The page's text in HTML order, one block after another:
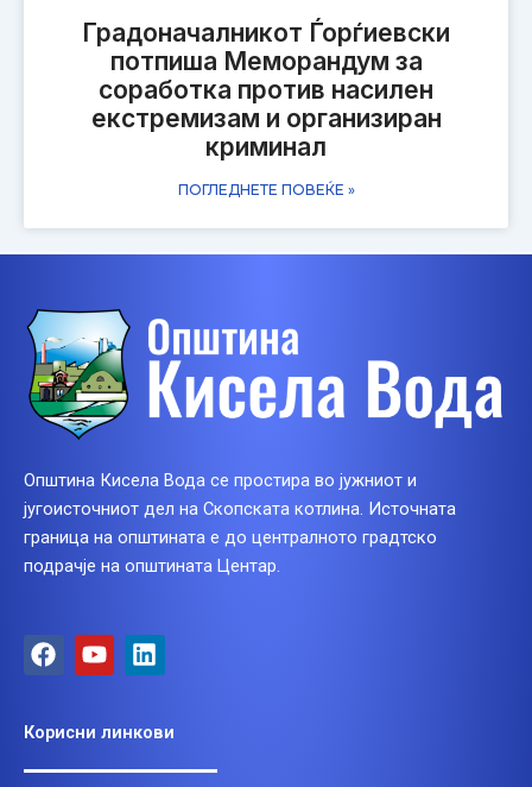
Градоначалникот Ѓорѓиевски
потпиша Меморандум за
соработка против насилен
екстремизам и организиран
криминал
ПОГЛЕДНЕТЕ ПОВЕЌЕ »
Општина Кисела Вода се простира во јужниот и
југоисточниот дел на Скопската котлина. Источната
граница на општината е до централното градтско
подрачје на општината Центар.
F
a
b
o
Y
o
u
b
L
i
e
d
Корисни линкови